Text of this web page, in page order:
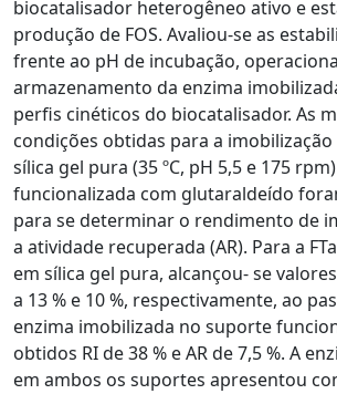
biocatalisador heterogêneo ativo e
produção de FOS. Avaliou-se as
frente ao pH de incubação,
armazenamento da enzima
perfis cinéticos do biocatalisador. As
condições obtidas para a imobilização
sílica gel pura (35 ºC, pH 5,5 e 175
funcionalizada com glutaraldeído
para se determinar o rendimento de
a atividade recuperada (AR). Para a
em sílica gel pura, alcançou- se
a 13 % e 10 %, respectivamente, ao
enzima imobilizada no suporte
obtidos RI de 38 % e AR de 7,5 %. A
em ambos os suportes apresentou